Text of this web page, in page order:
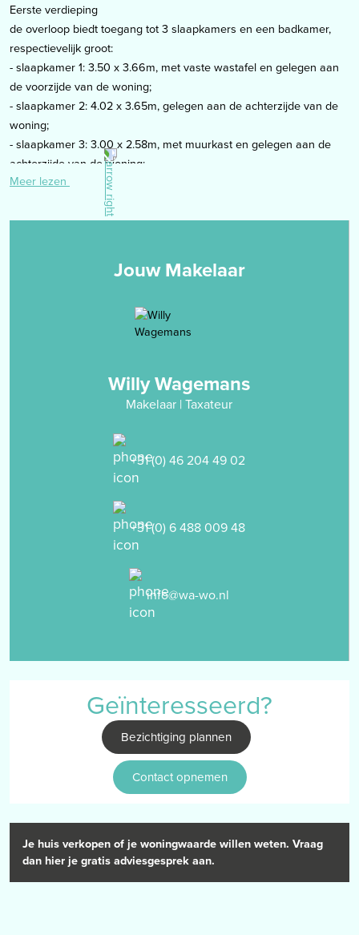
Eerste verdieping
de overloop biedt toegang tot 3 slaapkamers en een badkamer,
respectievelijk groot:
- slaapkamer 1: 3.50 x 3.66m, met vaste wastafel en gelegen aan
de voorzijde van de woning;
- slaapkamer 2: 4.02 x 3.65m, gelegen aan de achterzijde van de
woning;
- slaapkamer 3: 3.00 x 2.58m, met muurkast en gelegen aan de
achterzijde van de woning;
- badkamer (1.83 x 2.32m) welke is ingedeeld met een
douchecabine, een vaste wastafel verwerkt in een badmeubel en
een toilet.
middels vlizotrap bereikbare bergzolder. De zolderverdieping kan
middels een vaste trap toegankelijk worden gemaakt en afgewerkt
installatie opgesteld.
stenen garage (5.65 x 3.85m) met tuindeur, elektrisch bedienbare
kantelpoort en voorgelegen oprit.
voor- en achtergelegen-, onderhoudsvriendelijke tuin met overdekt
terras, berging en zelfstandige achterom.
- het pand is gelegen op een goede locatie
- het pand verkeert in een goede staat van onderhoud
- het pand is v.v. spouwmuurisolatie
- het pand is v.v. rolluiken;
- het pand is gelegen nabij diverse belangrijke uitvalswegen
- moderniseren is wenselijk
- Cv-installatie, merk: Remeha Calenta, bj. 2015 (eigendom)
VOOR EEN BEZICHTIGING.
Meer lezen
Jouw Makelaar
Willy Wagemans
Makelaar | Taxateur
+31 (0) 46 204 49 02
+31 (0) 6 488 009 48
info@wa-wo.nl
Geïnteresseerd?
Bezichtiging plannen
Contact opnemen
Je huis verkopen of je woningwaarde willen weten. Vraag
dan hier je gratis adviesgesprek aan.